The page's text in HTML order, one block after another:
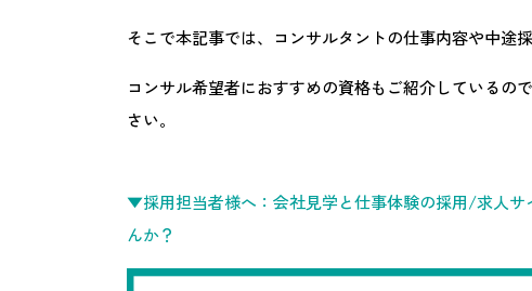
そこで本記事では、コンサルタントの仕事内容や中途
コンサル希望者におすすめの資格もご紹介しているの
さい。
▼採用担当者様へ：会社見学と仕事体験の採用/求人サ
んか？